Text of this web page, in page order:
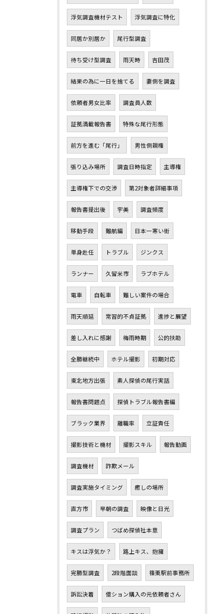
浮気調査機材テスト 浮気調査に特化
同居か別居か 尾行型調査
待ち受け型調査 雨天時 吉田茂
結果の為に一日を捨てる 妻側を調査
依頼者男女比率 調査員人数
証拠満載報告書 特殊な尾行形態
前方を進む「尾行」 男性側親権
張り込み場所 調査日時指定 主導権
主導権下での交渉 第2対象者詳細事項
報告書提出後 宇美 調査頻度
移動手段 難航編 日本一寒い街
単身赴任 トラブル ジンクス
ランナー 久留米市 ラブホテル
電車 自転車 難しい案件の場合
雨天順延 常習的不貞証拠 進捗と展望
差し入れに感謝 梅雨時期 公的扶助
全勝継続中 ホテル撮影 初期対応
東北地方出張 素人探偵の尾行実話
報告書問題点 探偵トラブル報告書編
ブラック業界 離職率 立証責任
撮影技術と機材 撮影スキル 報告動画
調査機材 詐欺メール
調査実施タイミング 癒しの場所
直方市 早朝の調査 映像と日光
調査プラン つばめ探偵社本意
キスは浮気か？ 路上キス、抱擁
完勝型調査 2段階面談 篠栗駅前事務所
訴訟決着 億ション購入の元依頼者さん